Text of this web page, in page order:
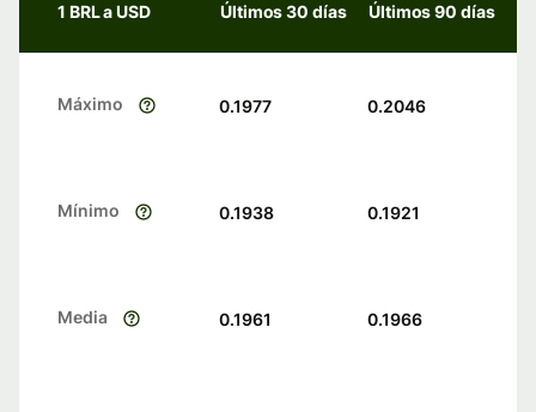
1 BRL a USD Últimos 30 días Últimos 90 días
Máximo 0.1977 0.2046
Mínimo 0.1938 0.1921
Media 0.1961 0.1966